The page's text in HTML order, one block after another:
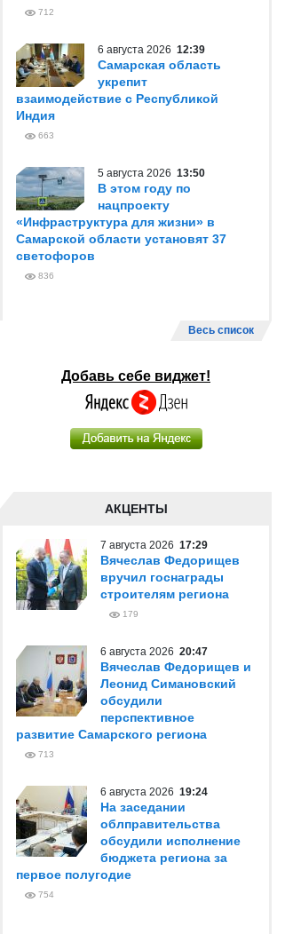
712
6 августа 2026 12:39
Самарская область
укрепит
взаимодействие с Республикой
Индия
663
5 августа 2026 13:50
В этом году по
нацпроекту
«Инфраструктура для жизни» в
Самарской области установят 37
светофоров
836
Весь список
Добавь себе виджет!
АКЦЕНТЫ
7 августа 2026 17:29
Вячеслав Федорищев
вручил госнаграды
строителям региона
179
6 августа 2026 20:47
Вячеслав Федорищев и
Леонид Симановский
обсудили
перспективное
развитие Самарского региона
713
6 августа 2026 19:24
На заседании
облправительства
обсудили исполнение
бюджета региона за
первое полугодие
754